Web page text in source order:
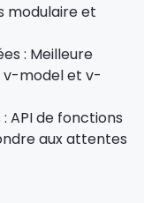
modulaire et
: Meilleure
v-model et v-
API de fonctions
aux attentes